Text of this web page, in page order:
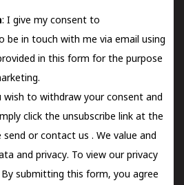
: I give my consent to
be in touch with me via email using
in this form for the purpose
wish to withdraw your consent and
click the unsubscribe link at the
send orcontact us . We value and
and privacy. To view our privacy
By submitting this form, you agree